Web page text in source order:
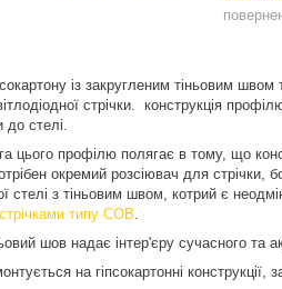
із закругленим тіньовим
стрічки. конструкція
до стелі.
цього профілю полягає в тому, що
окремий розсіювач для стрічки,
стелі з тіньовим швом, котрий є
типу COB
шов надає інтер'єру сучасного та
на гіпсокартонні конструкції,